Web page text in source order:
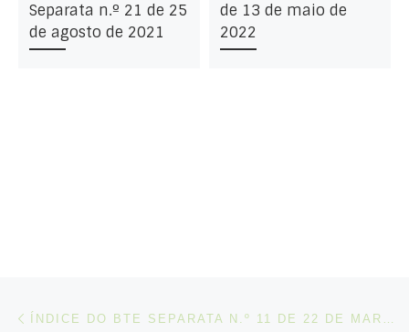
Separata n.º 21 de 25
de agosto de 2021
de 13 de maio de
2022
Post navigation